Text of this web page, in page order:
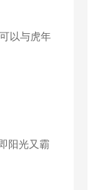
以与虎年
阳光又霸